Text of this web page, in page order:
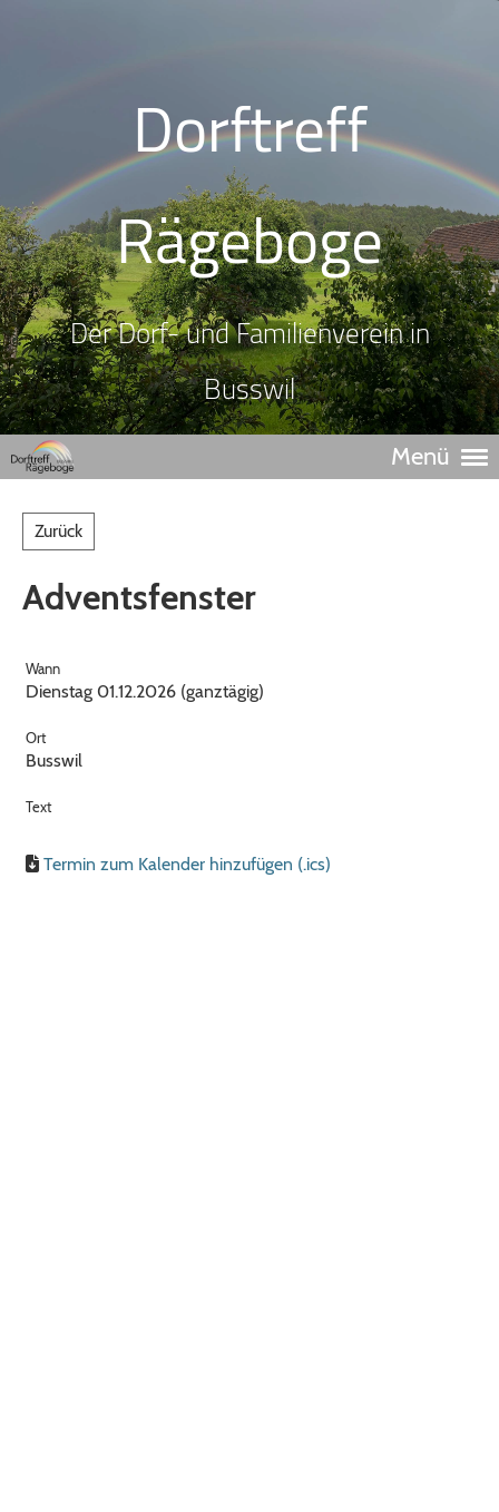
Dorftreff
Rägeboge
Der Dorf- und Familienverein in
Busswil
Menü
Zurück
Adventsfenster
Wann
Dienstag 01.12.2026 (ganztägig)
Ort
Busswil
Text
Termin zum Kalender hinzufügen (.ics)